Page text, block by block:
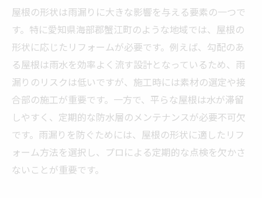
屋根の形状は雨漏りに大きな影響を与える要素の一つで
す。特に愛知県海部郡蟹江町のような地域では、屋根の
形状に応じたリフォームが必要です。例えば、勾配のあ
る屋根は雨水を効率よく流す設計となっているため、雨
漏りのリスクは低いですが、施工時には素材の選定や接
合部の施工が重要です。一方で、平らな屋根は水が滞留
しやすく、定期的な防水層のメンテナンスが必要不可欠
です。雨漏りを防ぐためには、屋根の形状に適したリフ
ォーム方法を選択し、プロによる定期的な点検を欠かさ
ないことが重要です。